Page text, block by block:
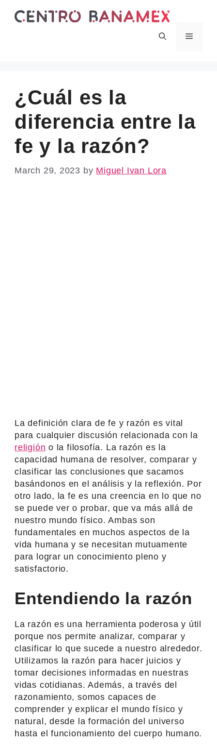
Menu
¿Cuál es la
diferencia entre la
fe y la razón?
March 29, 2023 by Miguel Ivan Lora
La definición clara de fe y razón es vital
para cualquier discusión relacionada con la
religión o la filosofía. La razón es la
capacidad humana de resolver, comparar y
clasificar las conclusiones que sacamos
basándonos en el análisis y la reflexión. Por
otro lado, la fe es una creencia en lo que no
se puede ver o probar, que va más allá de
nuestro mundo físico. Ambas son
fundamentales en muchos aspectos de la
vida humana y se necesitan mutuamente
para lograr un conocimiento pleno y
satisfactorio.
Entendiendo la razón
La razón es una herramienta poderosa y útil
porque nos permite analizar, comparar y
clasificar lo que sucede a nuestro alrededor.
Utilizamos la razón para hacer juicios y
tomar decisiones informadas en nuestras
vidas cotidianas. Además, a través del
razonamiento, somos capaces de
comprender y explicar el mundo físico y
natural, desde la formación del universo
hasta el funcionamiento del cuerpo humano.